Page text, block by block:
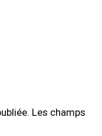
Les champs